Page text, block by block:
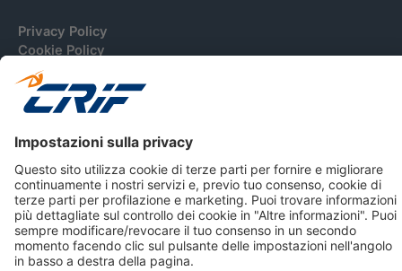
Privacy Policy
Cookie Policy
Informativa Dati Personali
CRIF Business Ethics
Accessibilità
Creditizie
© 2026 CRIF S.p.A. Tutti i diritti riservati.
Via della Beverara, 21 / 40131 Bologna / Italy Cap. Soc.